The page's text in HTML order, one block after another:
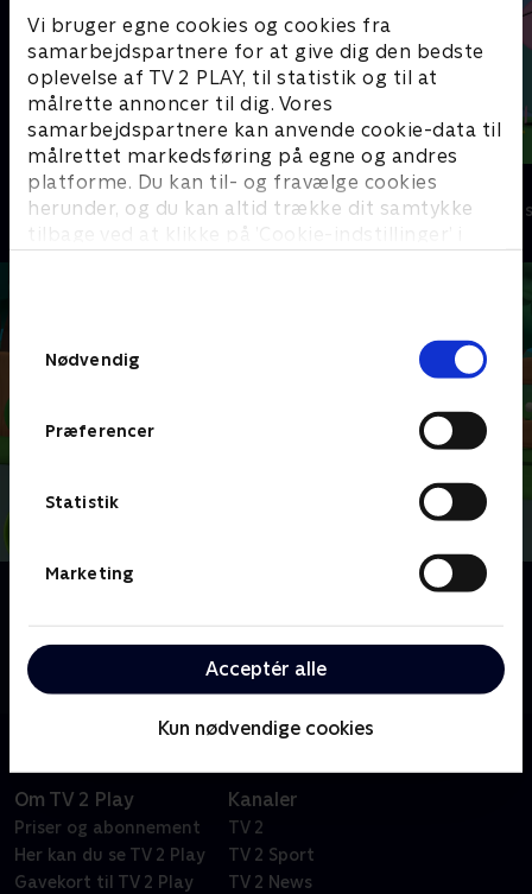
Vi bruger egne cookies og cookies fra
samarbejdspartnere for at give dig den bedste
oplevelse af TV 2 PLAY, til statistik og til at
målrette annoncer til dig. Vores
samarbejdspartnere kan anvende cookie-data til
målrettet markedsføring på egne og andres
platforme. Du kan til- og fravælge cookies
herunder, og du kan altid trække dit samtykke
tilbage ved at klikke på ’Cookie-indstillinger’ i
Nødvendig
Præferencer
Statistik
Marketing
Acceptér alle
Kun nødvendige cookies
Kæmpemaskiner
Børneserier • 8 sæsoner
Gurli Gris
Børneserier • 4
besøger køretøjer, robotter og andre, der har brug
for en hjælpende hånd.
Om TV 2 Play
Priser og abonnement
Her kan du se TV 2 Play
Gavekort til TV 2 Play
Kanaler
TV 2
TV 2 Sport
TV 2 News